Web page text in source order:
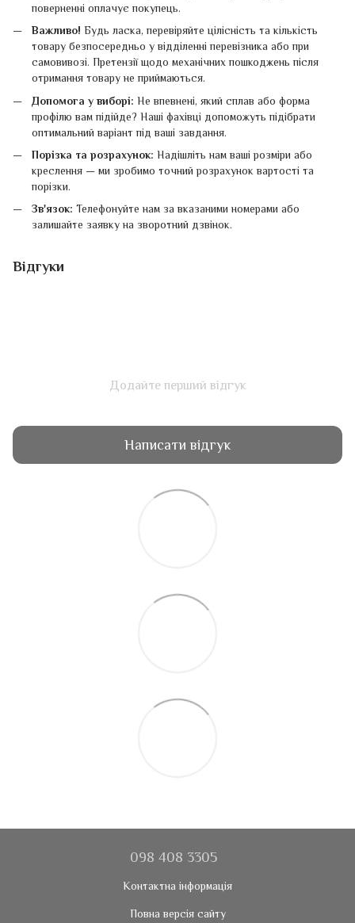
поверненні оплачує покупець.
Важливо! Будь ласка, перевіряйте цілісність та кількість
товару безпосередньо у відділенні перевізника або при
самовивозі. Претензії щодо механічних пошкоджень після
отримання товару не приймаються.
Допомога у виборі: Не впевнені, який сплав або форма
профілю вам підійде? Наші фахівці допоможуть підібрати
оптимальний варіант під ваші завдання.
Порізка та розрахунок: Надішліть нам ваші розміри або
креслення — ми зробимо точний розрахунок вартості та
порізки.
Зв'язок: Телефонуйте нам за вказаними номерами або
залишайте заявку на зворотний дзвінок.
Відгуки
Додайте перший відгук
Написати відгук
098 408 3305
Контактна інформація
Повна версія сайту